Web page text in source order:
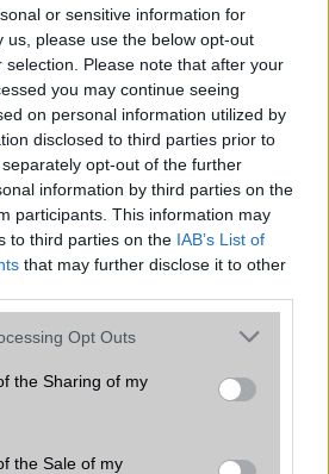
or sensitive information for
us, please use the below opt-out
Please note that after your
you may continue seeing
on personal information utilized by
disclosed to third parties prior to
opt-out of the further
information by third parties on the
participants. This information may
to third parties on the IAB’s List of
that may further disclose it to other
app uses one or more Google
usage behaviour. You may click to
Google and its third-party tags to
specified purposes in below Google
Opt Outs
the Sharing of my
the Sale of my
alap szolgáltatás
alap szolgáltatás
alkalmazás független szótár
de = Document viewer & editor
ecompass
ANT+ support
Van